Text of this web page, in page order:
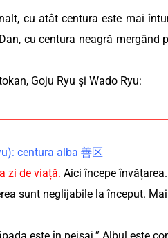
cu atât centura este mai
cu centura neagră mergând
Goju Ryu și Wado Ryu:
centura alba 善区
zi de viață. Aici începe
sunt neglijabile la început.